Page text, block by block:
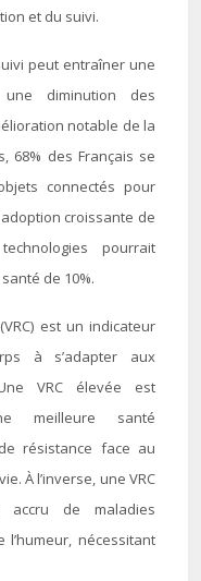
et du suivi.
peut entraîner une
diminution des
notable de la
68% des Français se
connectés pour
croissante de
pourrait
de 10%.
est un indicateur
à s’adapter aux
VRC élevée est
meilleure santé
résistance face au
À l’inverse, une VRC
de maladies
nécessitant